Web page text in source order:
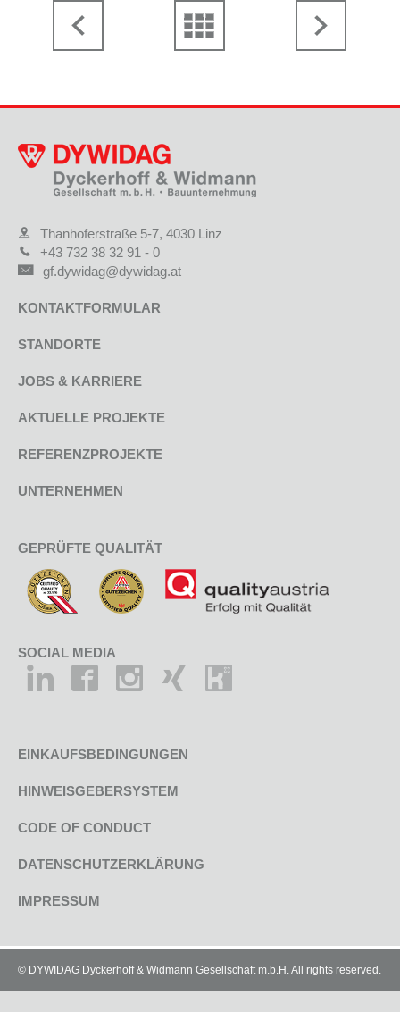
Thanhoferstraße 5-7, 4030 Linz
+43 732 38 32 91 - 0
gf.dywidag@dywidag.at
KONTAKTFORMULAR
STANDORTE
JOBS & KARRIERE
AKTUELLE PROJEKTE
REFERENZPROJEKTE
UNTERNEHMEN
GEPRÜFTE QUALITÄT
SOCIAL MEDIA
EINKAUFSBEDINGUNGEN
HINWEISGEBERSYSTEM
CODE OF CONDUCT
DATENSCHUTZERKLÄRUNG
IMPRESSUM
© DYWIDAG Dyckerhoff & Widmann Gesellschaft m.b.H. All rights reserved.